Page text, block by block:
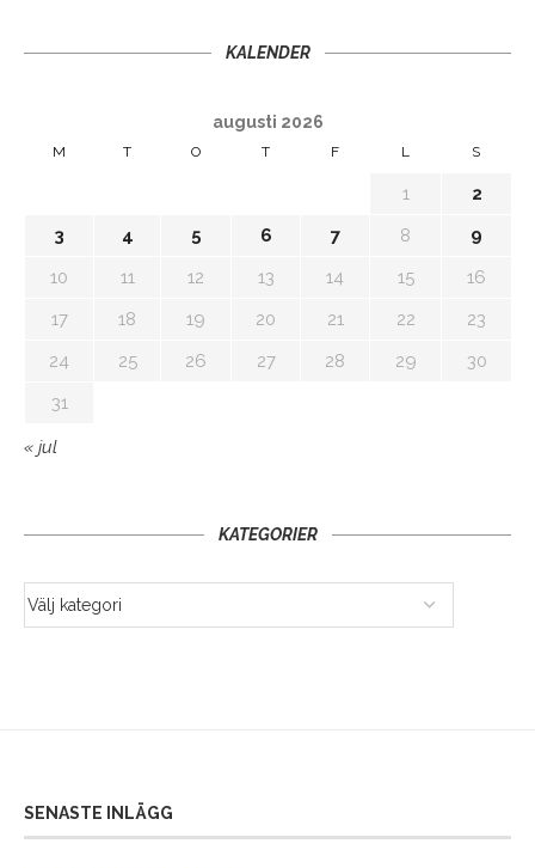
KALENDER
augusti 2026
M T O T F L S
1
2
3
4 5 6 7 8
9
10
11 12 13 14 15
16
17
18 19 20 21 22
23
24
25 26 27 28 29
30
31
« jul
KATEGORIER
SENASTE INLÄGG